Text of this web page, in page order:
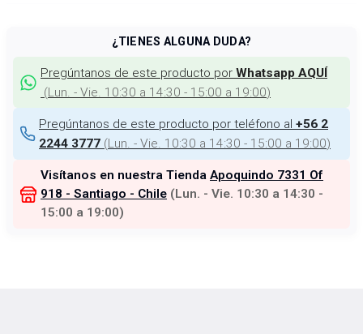
¿TIENES ALGUNA DUDA?
Pregúntanos de este producto por Whatsapp AQUÍ
(Lun. - Vie. 10:30 a 14:30 - 15:00 a 19:00)
Pregúntanos de este producto por teléfono al +56 2
2244 3777 (Lun. - Vie. 10:30 a 14:30 - 15:00 a 19:00)
Visítanos en nuestra Tienda Apoquindo 7331 Of
918 - Santiago - Chile (Lun. - Vie. 10:30 a 14:30 -
15:00 a 19:00)